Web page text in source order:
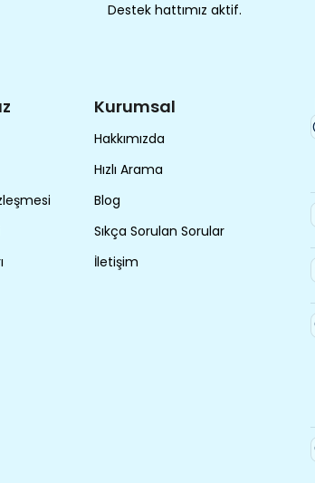
Destek hattımız aktif.
Kurumsal
Hakkımızda
Hızlı Arama
Blog
Sıkça Sorulan Sorular
İletişim